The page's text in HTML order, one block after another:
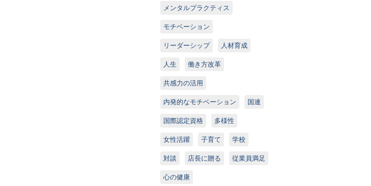
メンタルプラクティス
モチベーション
リーダーシップ 人材育成
人生 働き方改革
共感力の活用
内発的なモチベーション 国連
国際認定資格 多様性
女性活躍 子育て 学校
対談 店長に贈る 従業員満足
心の健康